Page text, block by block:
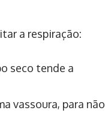
a respiração:
seco tende a
vassoura, para não